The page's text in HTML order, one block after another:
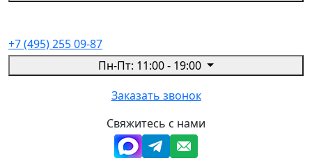
+7 (495) 255 09-87
Пн-Пт: 11:00 - 19:00
Заказать звонок
Свяжитесь с нами